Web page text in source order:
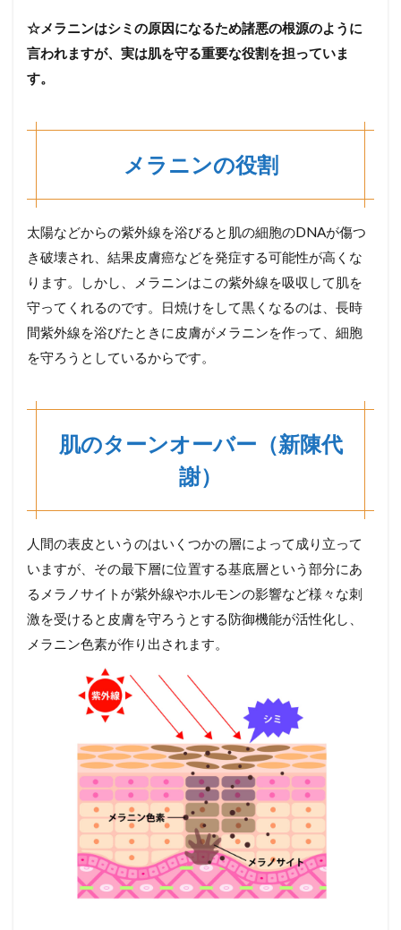
☆メラニンはシミの原因になるため諸悪の根源のように
言われますが、実は肌を守る重要な役割を担っていま
す。
メラニンの役割
太陽などからの紫外線を浴びると肌の細胞のDNAが傷つ
き破壊され、結果皮膚癌などを発症する可能性が高くな
ります。しかし、メラニンはこの紫外線を吸収して肌を
守ってくれるのです。日焼けをして黒くなるのは、長時
間紫外線を浴びたときに皮膚がメラニンを作って、細胞
を守ろうとしているからです。
肌のターンオーバー（新陳代
謝）
人間の表皮というのはいくつかの層によって成り立って
いますが、その最下層に位置する基底層という部分にあ
るメラノサイトが紫外線やホルモンの影響など様々な刺
激を受けると皮膚を守ろうとする防御機能が活性化し、
メラニン色素が作り出されます。